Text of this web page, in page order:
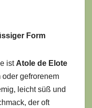
Form
ist Atole de Elote
oder gefrorenem
leicht süß und
der oft